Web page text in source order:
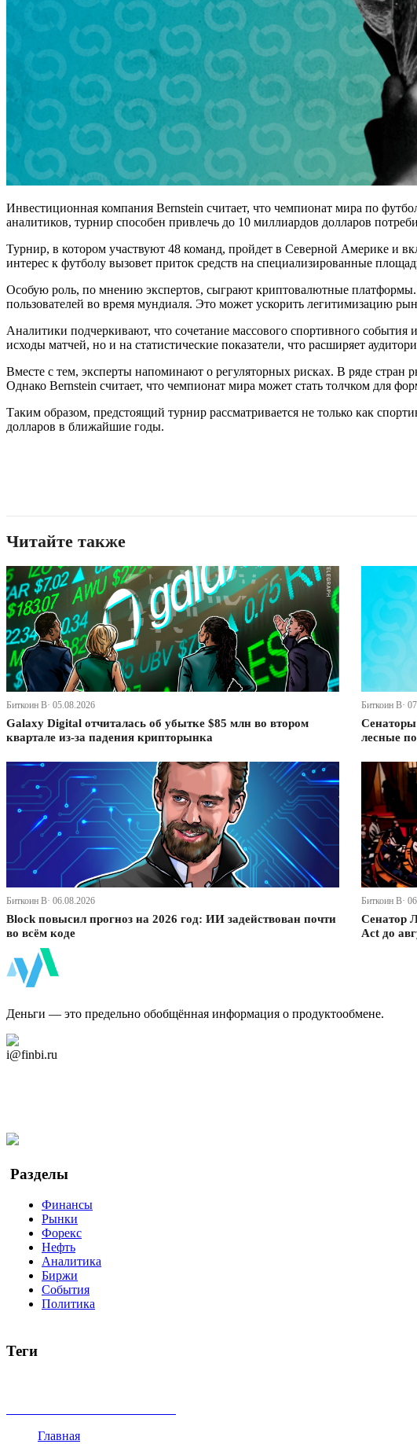
Инвестиционная компания Bernstein считает, что чемпионат мира по
аналитиков, турнир способен привлечь до 10 миллиардов долларов
Турнир, в котором участвуют 48 команд, пройдет в Северной Америке и
интерес к футболу вызовет приток средств на специализированные
Особую роль, по мнению экспертов, сыграют криптовалютные платформы.
пользователей во время мундиаля. Это может ускорить легитимизацию
Аналитики подчеркивают, что сочетание массового спортивного
исходы матчей, но и на статистические показатели, что расширяет
Вместе с тем, эксперты напоминают о регуляторных рисках. В ряде стран
Однако Bernstein считает, что чемпионат мира может стать толчком для
Таким образом, предстоящий турнир рассматривается не только как
долларов в ближайшие годы.
Читайте также
Биткоин В· 05.08.2026
Galaxy Digital отчиталась об убытке $85 млн во втором
квартале из-за падения крипторынка
Биткоин В·
лесные
Биткоин В· 06.08.2026
Block повысил прогноз на 2026 год: ИИ задействован почти
во всём коде
Биткоин В·
Сенатор
Act до
Деньги — это предельно обобщённая информация о продуктообмене.
i@finbi.ru
Разделы
Финансы
Рынки
Форекс
Нефть
Аналитика
Биржи
События
Политика
Теги
Главная